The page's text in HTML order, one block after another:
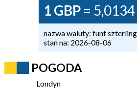
1 GBP= 5,0134
nazwa waluty: funt szterling
stan na: 2026-08-06
POGODA
Londyn